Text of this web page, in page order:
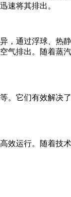
速将其排出。
，通过浮球、热
气排出。随着蒸
它们有效解决
运行。随着技